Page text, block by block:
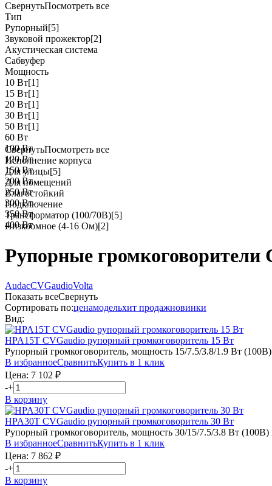
СвернутьПосмотреть все
Тип
Рупорный[5]
Звуковой прожектор[2]
Акустическая система
Сабвуфер
Мощность
10 Вт[1]
15 Вт[1]
20 Вт[1]
30 Вт[1]
50 Вт[1]
60 Вт
100 Вт
120 Вт
150 Вт
200 Вт
250 Вт
300 Вт
350 Вт
400 Вт
СвернутьПосмотреть все
Исполнение корпуса
Для улицы[5]
Для помещений
Влагостойкий
Подключение
Трансформатор (100/70В)[5]
Низкоомное (4-16 Ом)[2]
Рупорные громкоговорители
AudacCVGaudioVolta
Показать всеСвернуть
Сортировать по:ценамодельхит продажновинки
Вид:
HPA15T CVGaudio рупорный громкоговоритель 15 Вт
Рупорный громкоговоритель, мощность 15/7.5/3.8/1.9 Вт
В избранноеСравнитьКупить в 1 клик
Цена: 7 102 ₽
-+
В корзину
HPA30T CVGaudio рупорный громкоговоритель 30 Вт
Рупорный громкоговоритель, мощность 30/15/7.5/3.8 Вт
В избранноеСравнитьКупить в 1 клик
Цена: 7 862 ₽
-+
В корзину